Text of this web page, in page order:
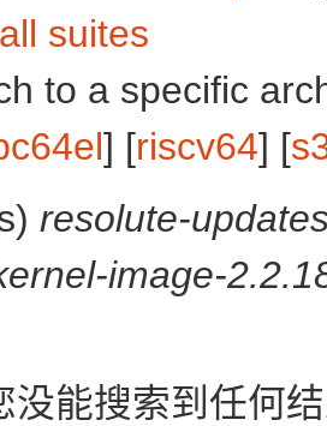
all suites
to a specific
] [riscv64] [
resolute-
image-
没能搜索到任何